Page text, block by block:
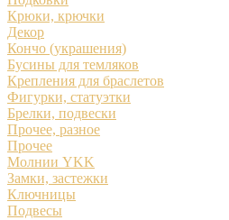
Крюки, крючки
Декор
Кончо (украшения)
Бусины для темляков
Крепления для браслетов
Фигурки, статуэтки
Брелки, подвески
Прочее, разное
Прочее
Молнии YKK
Замки, застежки
Ключницы
Подвесы